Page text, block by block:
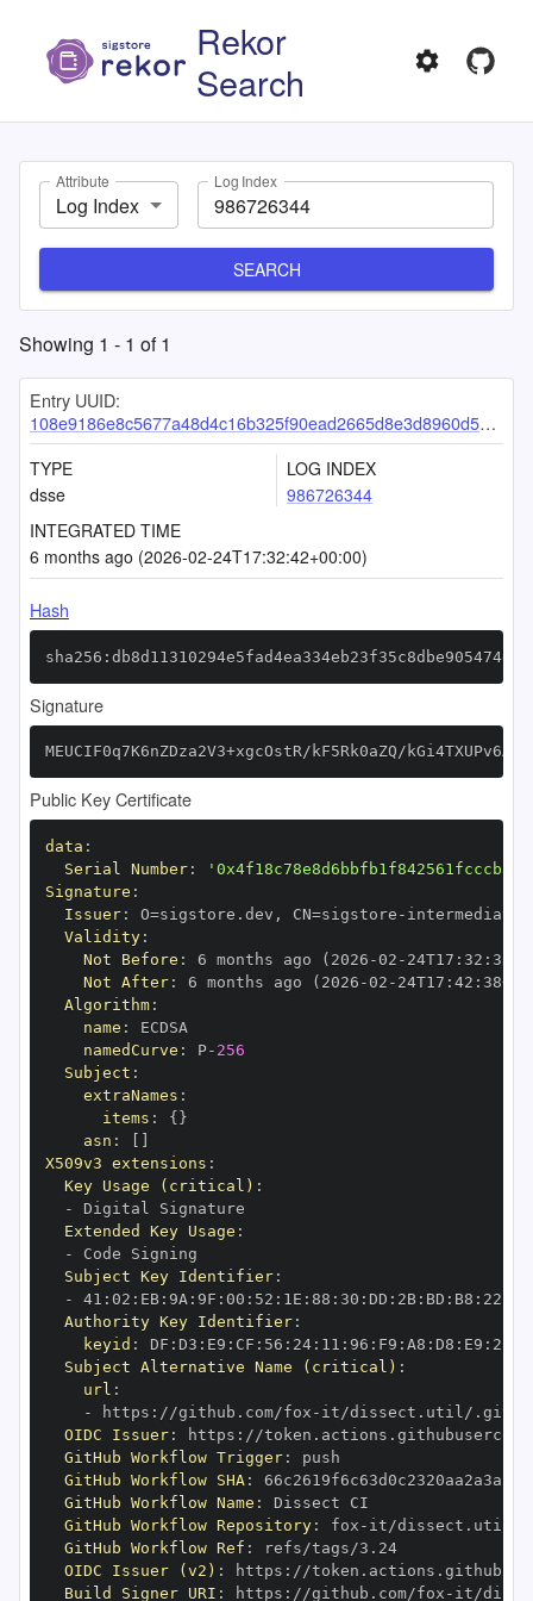
Rekor
Search
Attribute
Log Index
Log Index
SEARCH
Showing 1 - 1 of1
Entry UUID:
108e9186e8c5677a48d4c16b325f90ead2665d8e3d8960d5c9988eec34db682273ab40dab2fc2688
TYPE
dsse
LOG INDEX
986726344
INTEGRATED TIME
6 months ago (2026-02-24T17:32:42+00:00)
Hash
Signature
MEUCIF0q7K6nZDza2V3+xgcOstR/kF5Rk0aZQ/
Public Key Certificate
data :
Serial Number:
Signature :
Issuer: O=sigstore.dev , CN=sigstore -
Validity:
Not Before : 6 months ago (2026 -02 - 24T17 : 32 :
Not After: 6 months ago (2026 -02 - 24T17 : 42 : 38+00
Algorithm:
name :
namedCurve : P- 256
Subject :
extraNames :
items : { }
asn :
X509v3 extensions :
Key Usage (critical) :
-
Extended Key Usage :
-
Subject Key Identifier:
-
41 : 02 : EB: 9A : 9F : 00 : 52 : 1E : 88 : 30 : DD : 2B: BD : B8 : 22
Authority Key Identifier:
keyid : DF : D3 : E9 : CF : 56 : 24: 11 : 96 : F9 : A8 : D8 : E9 : 28
Subject Alternative Name (critical) :
url :
-
https : //github.com/fox - it/dissect.util/
OIDC Issuer: https :
GitHub Workflow Trigger:
GitHub Workflow SHA:
GitHub Workflow Name :
GitHub Workflow Repository: fox -
GitHub Workflow Ref :
refs/tags/3.24
OIDC Issuer (v2) : https :
Build Signer URI : https : //github.com/fox - it/